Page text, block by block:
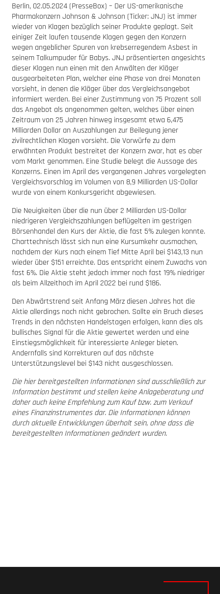
Berlin, 02.05.2024 (PresseBox) – Der US-amerikanische
Pharmakonzern Johnson & Johnson (Ticker: JNJ) ist immer
wieder von Klagen bezüglich seiner Produkte geplagt. Seit
einiger Zeit laufen tausende Klagen gegen den Konzern
wegen angeblicher Spuren von krebserregendem Asbest in
seinem Talkumpuder für Babys. JNJ präsentierten angesichts
dieser Klagen nun einen mit den Anwälten der Kläger
ausgearbeiteten Plan, welcher eine Phase von drei Monaten
vorsieht, in denen die Kläger über das Vergleichsangebot
informiert werden. Bei einer Zustimmung von 75 Prozent soll
das Angebot als angenommen gelten, welches über einen
Zeitraum von 25 Jahren hinweg insgesamt etwa 6,475
Milliarden Dollar an Auszahlungen zur Beilegung jener
zivilrechtlichen Klagen vorsieht. Die Vorwürfe zu dem
erwähnten Produkt bestreitet der Konzern zwar, hat es aber
vom Markt genommen. Eine Studie belegt die Aussage des
Konzerns. Einen im April des vergangenen Jahres vorgelegten
Vergleichsvorschlag im Volumen von 8,9 Milliarden US-Dollar
wurde von einem Konkursgericht abgewiesen.
Die Neuigkeiten über die nun über 2 Milliarden US-Dollar
niedrigeren Vergleichszahlungen beflügelten im gestrigen
Börsenhandel den Kurs der Aktie, die fast 5% zulegen konnte.
Charttechnisch lässt sich nun eine Kursumkehr ausmachen,
nachdem der Kurs nach einem Tief Mitte April bei $143,13 nun
wieder über $151 erreichte. Das entspricht einem Zuwachs von
fast 6%. Die Aktie steht jedoch immer noch fast 19% niedriger
als beim Allzeithoch im April 2022 bei rund $186.
Den Abwärtstrend seit Anfang März diesen Jahres hat die
Aktie allerdings noch nicht gebrochen. Sollte ein Bruch dieses
Trends in den nächsten Handelstagen erfolgen, kann dies als
bullisches Signal für die Aktie gewertet werden und eine
Einstiegsmöglichkeit für interessierte Anleger bieten.
Andernfalls sind Korrekturen auf das nächste
Unterstützungslevel bei $143 nicht ausgeschlossen.
Die hier bereitgestellten Informationen sind ausschließlich zur
Information bestimmt und stellen keine Anlageberatung und
daher auch keine Empfehlung zum Kauf bzw. zum Verkauf
eines Finanzinstrumentes dar. Die Informationen können
durch aktuelle Entwicklungen überholt sein, ohne dass die
bereitgestellten Informationen geändert wurden.